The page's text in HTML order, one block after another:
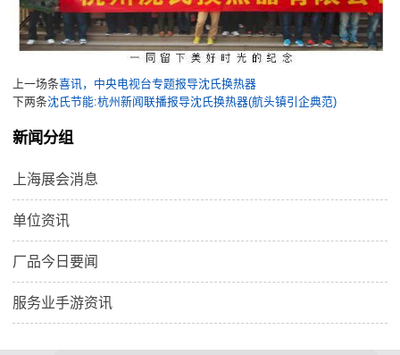
上一场条喜讯，中央电视台专题报导沈氏换热器
下两条沈氏节能:杭州新闻联播报导沈氏换热器(航头镇引企典范)
新闻分组
上海展会消息
单位资讯
厂品今日要闻
服务业手游资讯